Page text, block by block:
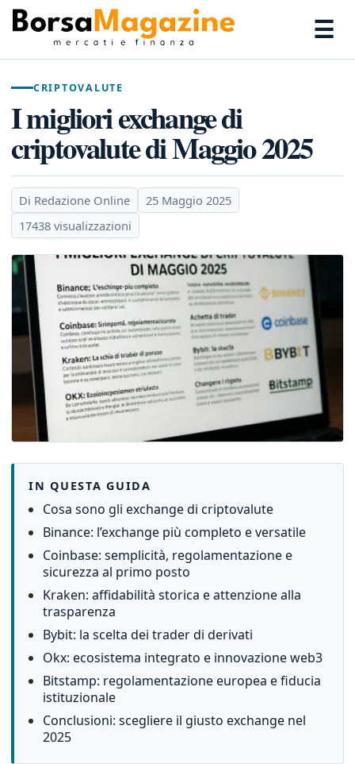
☰
CRIPTOVALUTE
I migliori exchange di
criptovalute di Maggio 2025
Di Redazione Online
25 Maggio 2025
17438 visualizzazioni
IN QUESTA GUIDA
Cosa sono gli exchange di criptovalute
Binance: l’exchange più completo e versatile
Coinbase: semplicità, regolamentazione e
sicurezza al primo posto
Kraken: affidabilità storica e attenzione alla
trasparenza
Bybit: la scelta dei trader di derivati
Okx: ecosistema integrato e innovazione web3
Bitstamp: regolamentazione europea e fiducia
istituzionale
Conclusioni: scegliere il giusto exchange nel
2025